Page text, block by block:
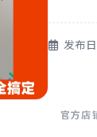
发布
官方店